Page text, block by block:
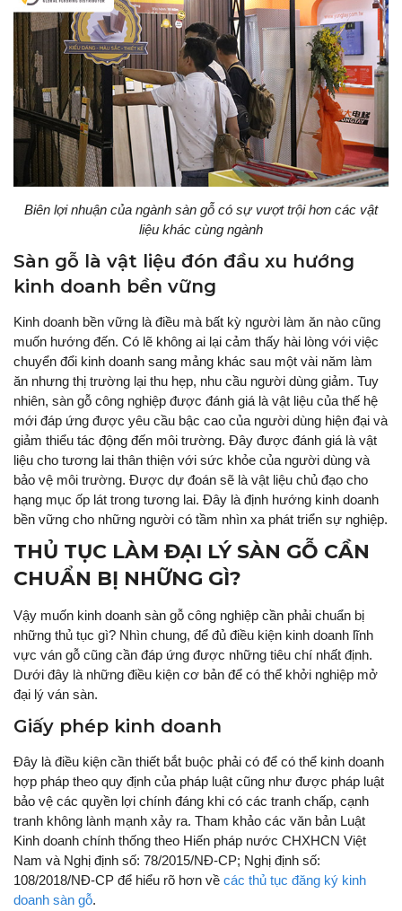
Biên lợi nhuận của ngành sàn gỗ có sự vượt trội hơn các vật
liệu khác cùng ngành
Sàn gỗ là vật liệu đón đầu xu hướng
kinh doanh bền vững
Kinh doanh bền vững là điều mà bất kỳ người làm ăn nào cũng
muốn hướng đến. Có lẽ không ai lại cảm thấy hài lòng với việc
chuyển đổi kinh doanh sang mảng khác sau một vài năm làm
ăn nhưng thị trường lại thu hẹp, nhu cầu người dùng giảm. Tuy
nhiên, sàn gỗ công nghiệp được đánh giá là vật liệu của thế hệ
mới đáp ứng được yêu cầu bậc cao của người dùng hiện đại và
giảm thiểu tác động đến môi trường. Đây được đánh giá là vật
liệu cho tương lai thân thiện với sức khỏe của người dùng và
bảo vệ môi trường. Được dự đoán sẽ là vật liệu chủ đạo cho
hạng mục ốp lát trong tương lai. Đây là định hướng kinh doanh
bền vững cho những người có tầm nhìn xa phát triển sự nghiệp.
THỦ TỤC LÀM ĐẠI LÝ SÀN GỖ CẦN
CHUẨN BỊ NHỮNG GÌ?
Vậy muốn kinh doanh sàn gỗ công nghiệp cần phải chuẩn bị
những thủ tục gì? Nhìn chung, để đủ điều kiện kinh doanh lĩnh
vực ván gỗ cũng cần đáp ứng được những tiêu chí nhất định.
Dưới đây là những điều kiện cơ bản để có thể khởi nghiệp mở
đại lý ván sàn.
Giấy phép kinh doanh
Đây là điều kiện cần thiết bắt buộc phải có để có thể kinh doanh
hợp pháp theo quy định của pháp luật cũng như được pháp luật
bảo vệ các quyền lợi chính đáng khi có các tranh chấp, cạnh
tranh không lành mạnh xảy ra. Tham khảo các văn bản Luật
Kinh doanh chính thống theo Hiến pháp nước CHXHCN Việt
Nam và Nghị định số: 78/2015/NĐ-CP; Nghị định số:
108/2018/NĐ-CP để hiểu rõ hơn về các thủ tục đăng ký kinh
doanh sàn gỗ.